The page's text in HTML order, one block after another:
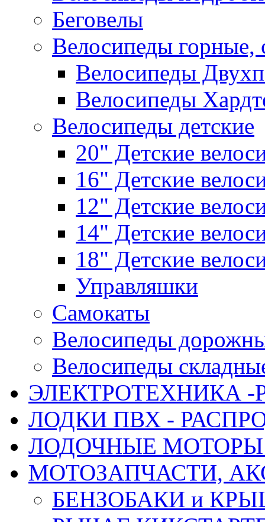
Беговелы
Велосипеды горные,
Велосипеды
Велосипеды
Велосипеды детские
20" Детские
16" Детские
12" Детские
14" Детские
18" Детские
Управляшки
Самокаты
Велосипеды
Велосипеды
ЭЛЕКТРОТЕХНИКА
ЛОДКИ ПВХ -
ЛОДОЧНЫЕ
МОТОЗАПЧАСТИ,
БЕНЗОБАКИ и